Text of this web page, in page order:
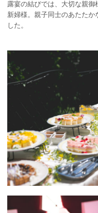
露宴の結びでは、大切な親
新婦様。親子同士のあたたか
した。